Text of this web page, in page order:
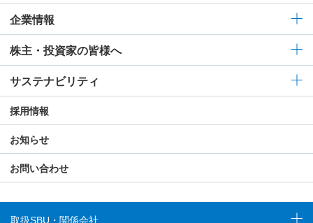
企業情報
株主・投資家の皆様へ
サステナビリティ
採用情報
お知らせ
お問い合わせ
取扱SBU・関係会社